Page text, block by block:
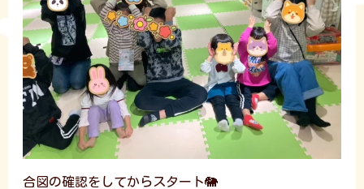
合図の確認をしてからスタート🐘